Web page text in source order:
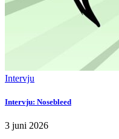
Intervju
Intervju: Nosebleed
3 juni 2026